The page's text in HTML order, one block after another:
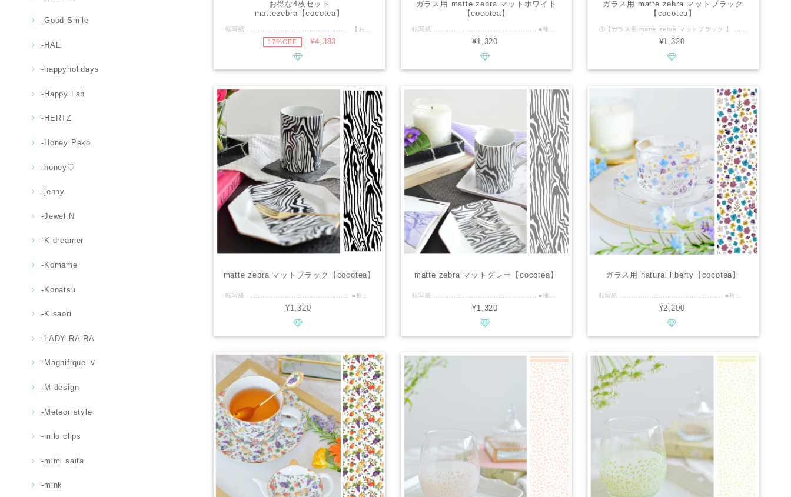
-Good Smile
-HAL.
-happyholidays
-Happy Lab
-HERTZ
-Honey Peko
-honey♡
-jenny
-Jewel.N
-K dreamer
-Komame
-Konatsu
-K.saori
-LADY RA-RA
-Magnifique-Ｖ
-M design
-Meteor style
-milo clips
-mimi saita
-mink
お得な4枚セット
mattezebra【cocotea】
転写紙 .............................................. 【お得な4枚セット mattezebraガラス白磁用各カラー1枚入った4枚組】 ■種類：ガラス用2枚/白磁用2枚 ■推奨焼成温度：専用電気炉で※ガラス用580℃推奨/※白磁用780℃推奨 ■サイズ：4枚共にA3 ■カラー : (ガラス用)マットブラック、マットホワイト(白磁用)マットブラック、マットグレー ................................................ ■商品説明 ・matte zebraお得な4枚セット！！ ガラス用マットブラック、マットホワイト 白磁用マットブラック、マットグレー が各1枚入り ・17％オフの897円引きでお買い求めいただけます☆ ・マットコーディングを施しておりますので、マット感を残すためガラスは※580℃、白磁は※780℃の詳細温度を推奨しております。 ・大人っぽい独特なゼブラ柄。 ・モノトーンでクールな雰囲気を演出してくれる転写紙です。 ・ガラス転写紙は食器でご利用の際は、口元に当たる部分を避けて貼っていただくよう、お願いいたします。 ・転写紙にマット感を残すための推奨の焼成温度をシールで貼っております。 また白磁用のマットブラックとマットグレーの見分けにも、カラー名を明記しておりますのでお役立てください！ ■cocoteaの新作情報などいち早くお届けいたします。 ↓↓↓ https://www.instagram.com/cocotea_emo.mug ................................................ ※商用利用可能ですので、レッスン・オーダー等に幅広くご利用ください。 ※デザインの複製は固く禁止致します。
17%OFF ¥4,383
ガラス用 matte zebra マットホワイト
【cocotea】
転写紙 .............................................. ■種類：ガラス用 ■推奨焼成温度：専用電気炉で※580℃推奨 ■サイズ：A3 ■カラー : マットホワイト ................................................ ■商品説明 ・たっぷりA3サイズ。 ・マットコーディングを施しておりますので、マット感を残すため580℃の焼成を推奨しております。 ・大人っぽい独特なゼブラ柄。 ・モノトーンでクールな雰囲気を演出してくれる転写紙です。 ・ガラス転写紙は白磁に比べて艶感がありませんが、よりマットな質感がガラスの輝きと対比して素敵です♪ ・マットホワイトは、マット剤の効果でグレイッシュなホワイトに仕上がり、やや透過性のある重たさのない色味です。 ・食器でご利用の際は、口元に当たる部分を避けて貼っていただくよう、お願いいたします！ ・お色違いにブラック有、白磁用とのお得な4枚セットもご用意しております。 ・転写紙に推奨の焼成温度をシールで貼っております。 ■cocoteaの新作情報などいち早くお届けいたします。 ↓↓↓ https://www.instagram.com/cocotea_emo.mug ................................................ ※商用利用可能ですので、レッスン・オーダー等に幅広くご利用ください。 ※デザインの複製は固く禁止致します。
¥1,320
ガラス用 matte zebra マットブラック
【cocotea】
①【ガラス用 matte zebra マットブラック 】 .............................................. ■種類：ガラス用 ■推奨焼成温度：専用電気炉で※580℃推奨 ■サイズ：A3 ■カラー : マットブラック ................................................ ■商品説明 ・たっぷりA3サイズ。 ・マットコーディングを施しておりますので、マット感を残すため580℃の焼成を推奨しております。 ・大人っぽい独特なゼブラ柄。 ・モノトーンでクールな雰囲気を演出してくれる転写紙です。 ・ガラス転写紙は白磁に比べて艶感がありませんが、よりマットな質感がガラスの輝きと対比して素敵です。 ・線画パーツやポイントになるカラーのガラス用単色転写紙と合わせるのも、個性のあるお洒落な作品になりオススメです♪ ・食器でご利用の際は、口元に当たる部分を避けて貼っていただくよう、お願いいたします！ ・お色違いにホワイト有、白磁用とのお得な4枚セットもご用意しております。 ・転写紙に推奨の焼成温度をシールで貼っております。 ■cocoteaの新作情報などいち早くお届けいたします。 ↓↓↓ https://www.instagram.com/cocotea_emo.mug ................................................ ※商用利用可能ですので、レッスン・オーダー等に幅広くご利用ください。 ※デザインの複製は固く禁止致します。
¥1,320
matte zebra マットブラック【cocotea】
転写紙 .............................................. ■種類：白磁用 ■推奨焼成温度：専用電気炉で※780℃推奨 ■サイズ：A3 ■カラー : マットブラック ................................................ ■商品説明 ・たっぷりA3サイズ。 ・マットコーディングを施しておりますので、マット感を残すため780℃の焼成を推奨しております。 ・大人っぽい独特なゼブラ柄。 ・モノトーンでクールな雰囲気を演出してくれる転写紙です。 ・白磁の艶と対比してマットなゼブラ柄のコントラストが素敵です♪ ・白磁の艶、ゼブラのマット、金彩がとてもマッチします。 ・マットブラックは、はっきりとした色味のマットブラックです。 ※色違いでマットブラックより柔らかい色味のマットグレーがあり、2色を間違えないよう転写紙にカラーネームと推奨の焼成温度をシールで貼っております。 ・白磁用2種、ガラス２種を合わせたお得な4枚セットもご用意しております。 ■cocoteaの新作情報などいち早くお届けいたします。 ↓↓↓ https://www.instagram.com/cocotea_emo.mug ................................................ ※商用利用可能ですので、レッスン・オーダー等に幅広くご利用ください。 ※デザインの複製は固く禁止致します。
¥1,320
matte zebra マットグレー【cocotea】
転写紙 .............................................. ■種類：白磁用 ■推奨焼成温度：専用電気炉で※780℃推奨 ■サイズ：A3 ■カラー : マットグレー ................................................ ■商品説明 ・たっぷりA3サイズ。 ・マットコーディングを施しておりますので、マット感を残すため780℃の焼成を推奨しております。 ・大人っぽい独特なゼブラ柄。 ・モノトーンでクールな雰囲気を演出してくれる転写紙です。 ・白磁の艶と対比してマットなゼブラ柄のコントラストが素敵です♪ ・白磁の艶、ゼブラのマット、金彩がとてもマッチします。 ・マットグレーは、マットブラックより柔らかさのある色味がお楽しみいただけます。 ※色違いでマットグレーよりはっきり濃密なマットブラックがあり、2色を間違えないよう転写紙にカラーネームと推奨の焼成温度をシールで貼っております。 ・白磁用2種、ガラス２種を合わせたお得な4枚セットもご用意しております。 ■cocoteaの新作情報などいち早くお届けいたします。 ↓↓↓ https://www.instagram.com/cocotea_emo.mug ................................................ ※商用利用可能ですので、レッスン・オーダー等に幅広くご利用ください。 ※デザインの複製は固く禁止致します。
¥1,320
ガラス用 natural liberty【cocotea】
転写紙 .............................................. ■種類：ガラス用 ■推奨焼成温度：専用電気炉で580℃程度 ■サイズ：A3 ■カラー : マルチ ................................................ ■商品説明 ・天然素材をリバティ柄のようにたっぷりと丁寧にしきつめました。 ・大人っぽい甘さ控えめな色みが、いつでもそばに置きたい、そんなニュアンスの作品に仕上がります。 ・小花たちを、優しく引き立てるよう、パーツの裏にうっすら半裏白を施しています。 ・A3のビックサイズに小さなパーツがぎっしりで、余すところなく使えるので、コストパフォーマンスも優秀ですよ！ ・細かなパーツどのように配置するか、ハサミをいれながら夢中になれるガラス転写紙です♪ ■cocoteaの新作情報などいち早くお届けいたします。 ↓↓↓ https://www.instagram.com/cocotea_emo.mug ................................................ ※商用利用可能ですので、レッスン・オーダー等に幅広くご利用ください。 ※デザインの複製は固く禁止致します。
¥2,200